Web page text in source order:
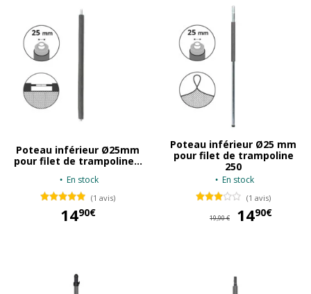
Poteau inférieur Ø25mm
pour filet de trampoline...
En stock
(1 avis)
1490€
Poteau inférieur Ø25 mm
pour filet de trampoline
250
En stock
(1 avis)
19,90 € 1490€